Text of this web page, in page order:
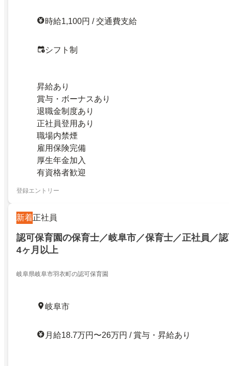
時給1,100円 / 交通費支給
シフト制
昇給あり
賞与・ボーナスあり
退職金制度あり
正社員登用あり
職場内禁煙
雇用保険完備
厚生年金加入
有資格者歓迎
登録エントリー
新着正社員
認可保育園の保育士／岐阜市／保育士／正社員／
4ヶ月以上
岐阜県岐阜市羽衣町の認可保育園
岐阜市
月給18.7万円〜26万円 / 賞与・昇給あり